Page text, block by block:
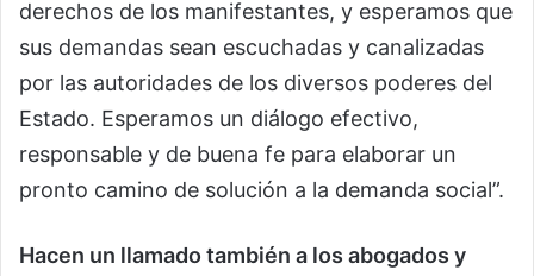
derechos de los manifestantes, y esperamos que
sus demandas sean escuchadas y canalizadas
por las autoridades de los diversos poderes del
Estado. Esperamos un diálogo efectivo,
responsable y de buena fe para elaborar un
pronto camino de solución a la demanda social”.
Hacen un llamado también a los abogados y